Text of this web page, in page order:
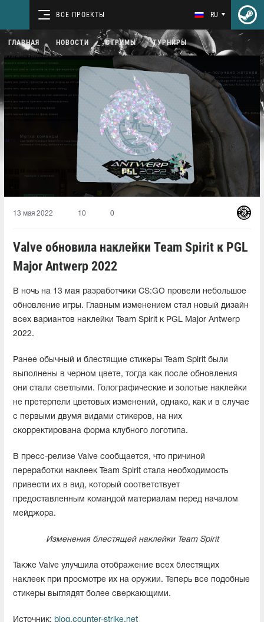
ВСЕ ПРОЕКТЫ RU
ГЛАВНАЯ НОВОСТИ СТРИМЫ ТУРНИРЫ
13 мая 2022 10 0
Valve обновила наклейки Team Spirit к PGL
Major Antwerp 2022
В ночь на 13 мая разработчики CS:GO провели небольшое
обновление игры. Главным изменением стал новый дизайн
всех вариантов наклейки Team Spirit к PGL Major Antwerp
2022.
Ранее обычный и блестящие стикеры Team Spirit были
выполнены в черном цвете, тогда как после обновления
они стали светлыми. Голографические и золотые наклейки
не претерпели цветовых изменений, однако, как и в случае
с первыми двумя видами стикеров, на них
скорректирована форма клубного логотипа.
В пресс-релизе Valve сообщается, что причиной
переработки наклеек Team Spirit стала необходимость
привести их в вид, который соответствует
предоставленным командой материалам перед началом
мейджора.
Изменения блестящей наклейки Team Spirit
Также Valve улучшила отображение всех блестящих
наклеек при просмотре их на оружии. Теперь все подобные
стикеры выглядят более сверкающими.
Источник: blog.counter-strike.net